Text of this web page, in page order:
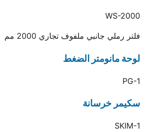
WS-2000
فلتر رملي جانبي ملفوف تجاري 2000 مم
لوحة مانومتر الضغط
PG-1
سكيمر خرسانة
SKIM-1